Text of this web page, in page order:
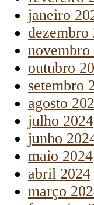
janeiro
dezembro
novembro
outubro
setembro
agosto
julho 2024
junho
maio 2024
abril 2024
março